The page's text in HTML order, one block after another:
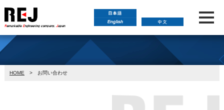
HOME > お問い合わせ